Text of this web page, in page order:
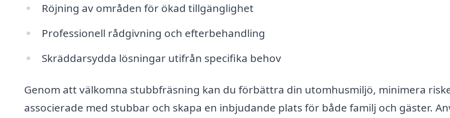
Röjning av områden för ökad tillgänglighet
Professionell rådgivning och efterbehandling
Skräddarsydda lösningar utifrån specifika behov
Genom att välkomna stubbfräsning kan du förbättra din utomhusmiljö, minimera
associerade med stubbar och skapa en inbjudande plats för både familj och gäster.